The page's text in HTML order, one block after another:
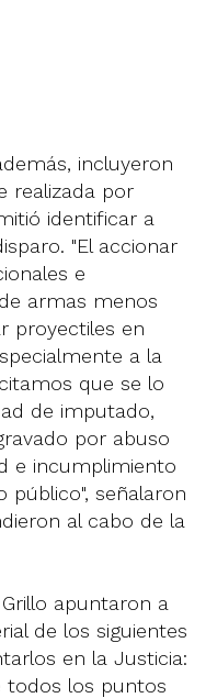
incluyeron
realizada por
identificar a
"El accionar
e
armas menos
proyectiles en
a la
que se lo
de imputado,
por abuso
e incumplimiento
público", señalaron
al cabo de la
apuntaron a
de los siguientes
en la Justicia:
todos los puntos